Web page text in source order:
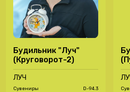
Будильник "Луч"
(Круговорот-2)
ЛУЧ
Сувениры D-94.3